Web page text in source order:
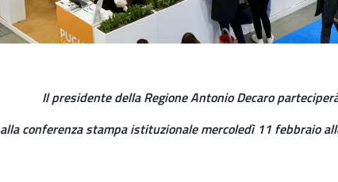
Il presidente della Regione Antonio Decaro
alla conferenza stampa istituzionale mercoledì 11 febbraio